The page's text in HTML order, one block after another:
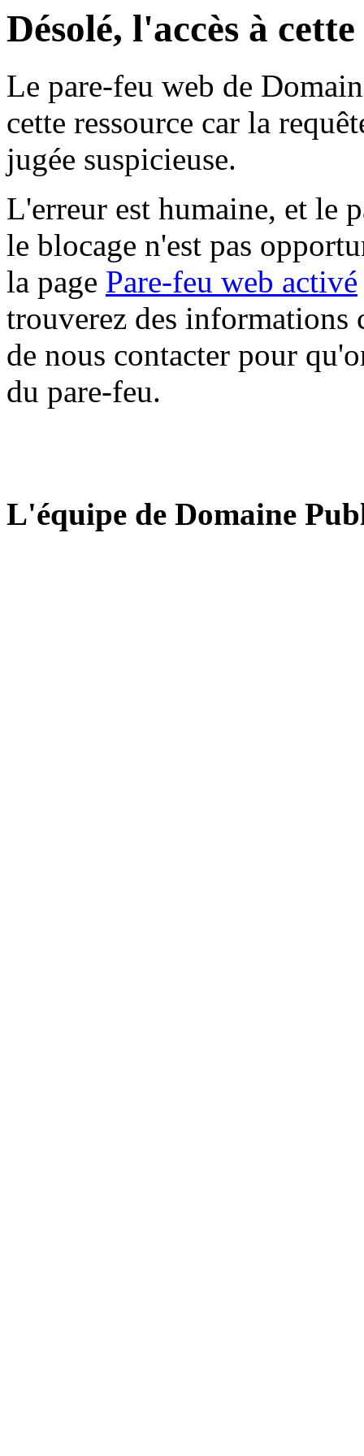
Désolé, l'accès à
Le pare-feu web de
cette ressource car la
jugée suspicieuse.
L'erreur est humaine, et le
le blocage n'est pas
la page Pare-feu web activé
trouverez des informations
de nous contacter pour
du pare-feu.
L'équipe de Domaine